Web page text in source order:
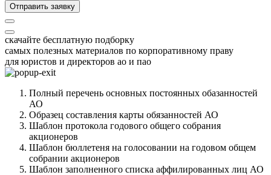
Отправить заявку
скачайте бесплатную подборку
самых полезных материалов по корпоративному праву
для юристов и директоров ао и пао
Полный перечень основных постоянных обазанностей
АО
Образец составления карты обязанностей АО
Шаблон протокола годового общего собрания
акционеров
Шаблон бюллетеня на голосовании на годовом общем
собрании акционеров
Шаблон заполненного списка аффилированных лиц АО